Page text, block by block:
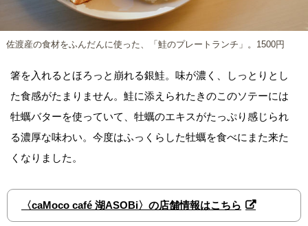
佐渡産の食材をふんだんに使った、「鮭のプレートランチ」。1500円
箸を入れるとほろっと崩れる銀鮭。味が濃く、しっとりとし
た食感がたまりません。鮭に添えられたきのこのソテーには
牡蠣バターを使っていて、牡蠣のエキスがたっぷり感じられ
る濃厚な味わい。今度はふっくらした牡蠣を食べにまた来た
くなりました。
〈caMoco café 湖ASOBi〉の店舗情報はこちら